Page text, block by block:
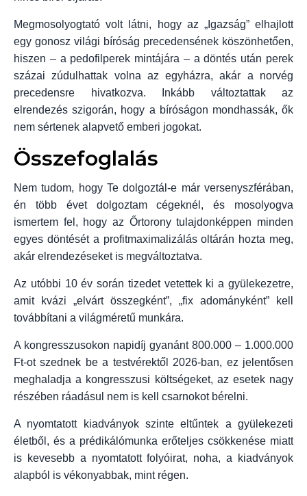
Megmosolyogtató volt látni, hogy az „Igazság” elhajlott
egy gonosz világi bíróság precedensének köszönhetően,
hiszen – a pedofilperek mintájára – a döntés után perek
százai zúdulhattak volna az egyházra, akár a norvég
precedensre hivatkozva. Inkább változtattak az
elrendezés szigorán, hogy a bíróságon mondhassák, ők
nem sértenek alapvető emberi jogokat.
Összefoglalás
Nem tudom, hogy Te dolgoztál-e már versenyszférában,
én több évet dolgoztam cégeknél, és mosolyogva
ismertem fel, hogy az Őrtorony tulajdonképpen minden
egyes döntését a profitmaximalizálás oltárán hozta meg,
akár elrendezéseket is megváltoztatva.
Az utóbbi 10 év során tizedet vetettek ki a gyülekezetre,
amit kvázi „elvárt összegként”, „fix adományként” kell
továbbítani a világméretű munkára.
A kongresszusokon napidíj gyanánt 800.000 – 1.000.000
Ft-ot szednek be a testvérektől 2026-ban, ez jelentősen
meghaladja a kongresszusi költségeket, az esetek nagy
részében ráadásul nem is kell csarnokot bérelni.
A nyomtatott kiadványok szinte eltűntek a gyülekezeti
életből, és a prédikálómunka erőteljes csökkenése miatt
is kevesebb a nyomtatott folyóirat, noha, a kiadványok
alapból is vékonyabbak, mint régen.